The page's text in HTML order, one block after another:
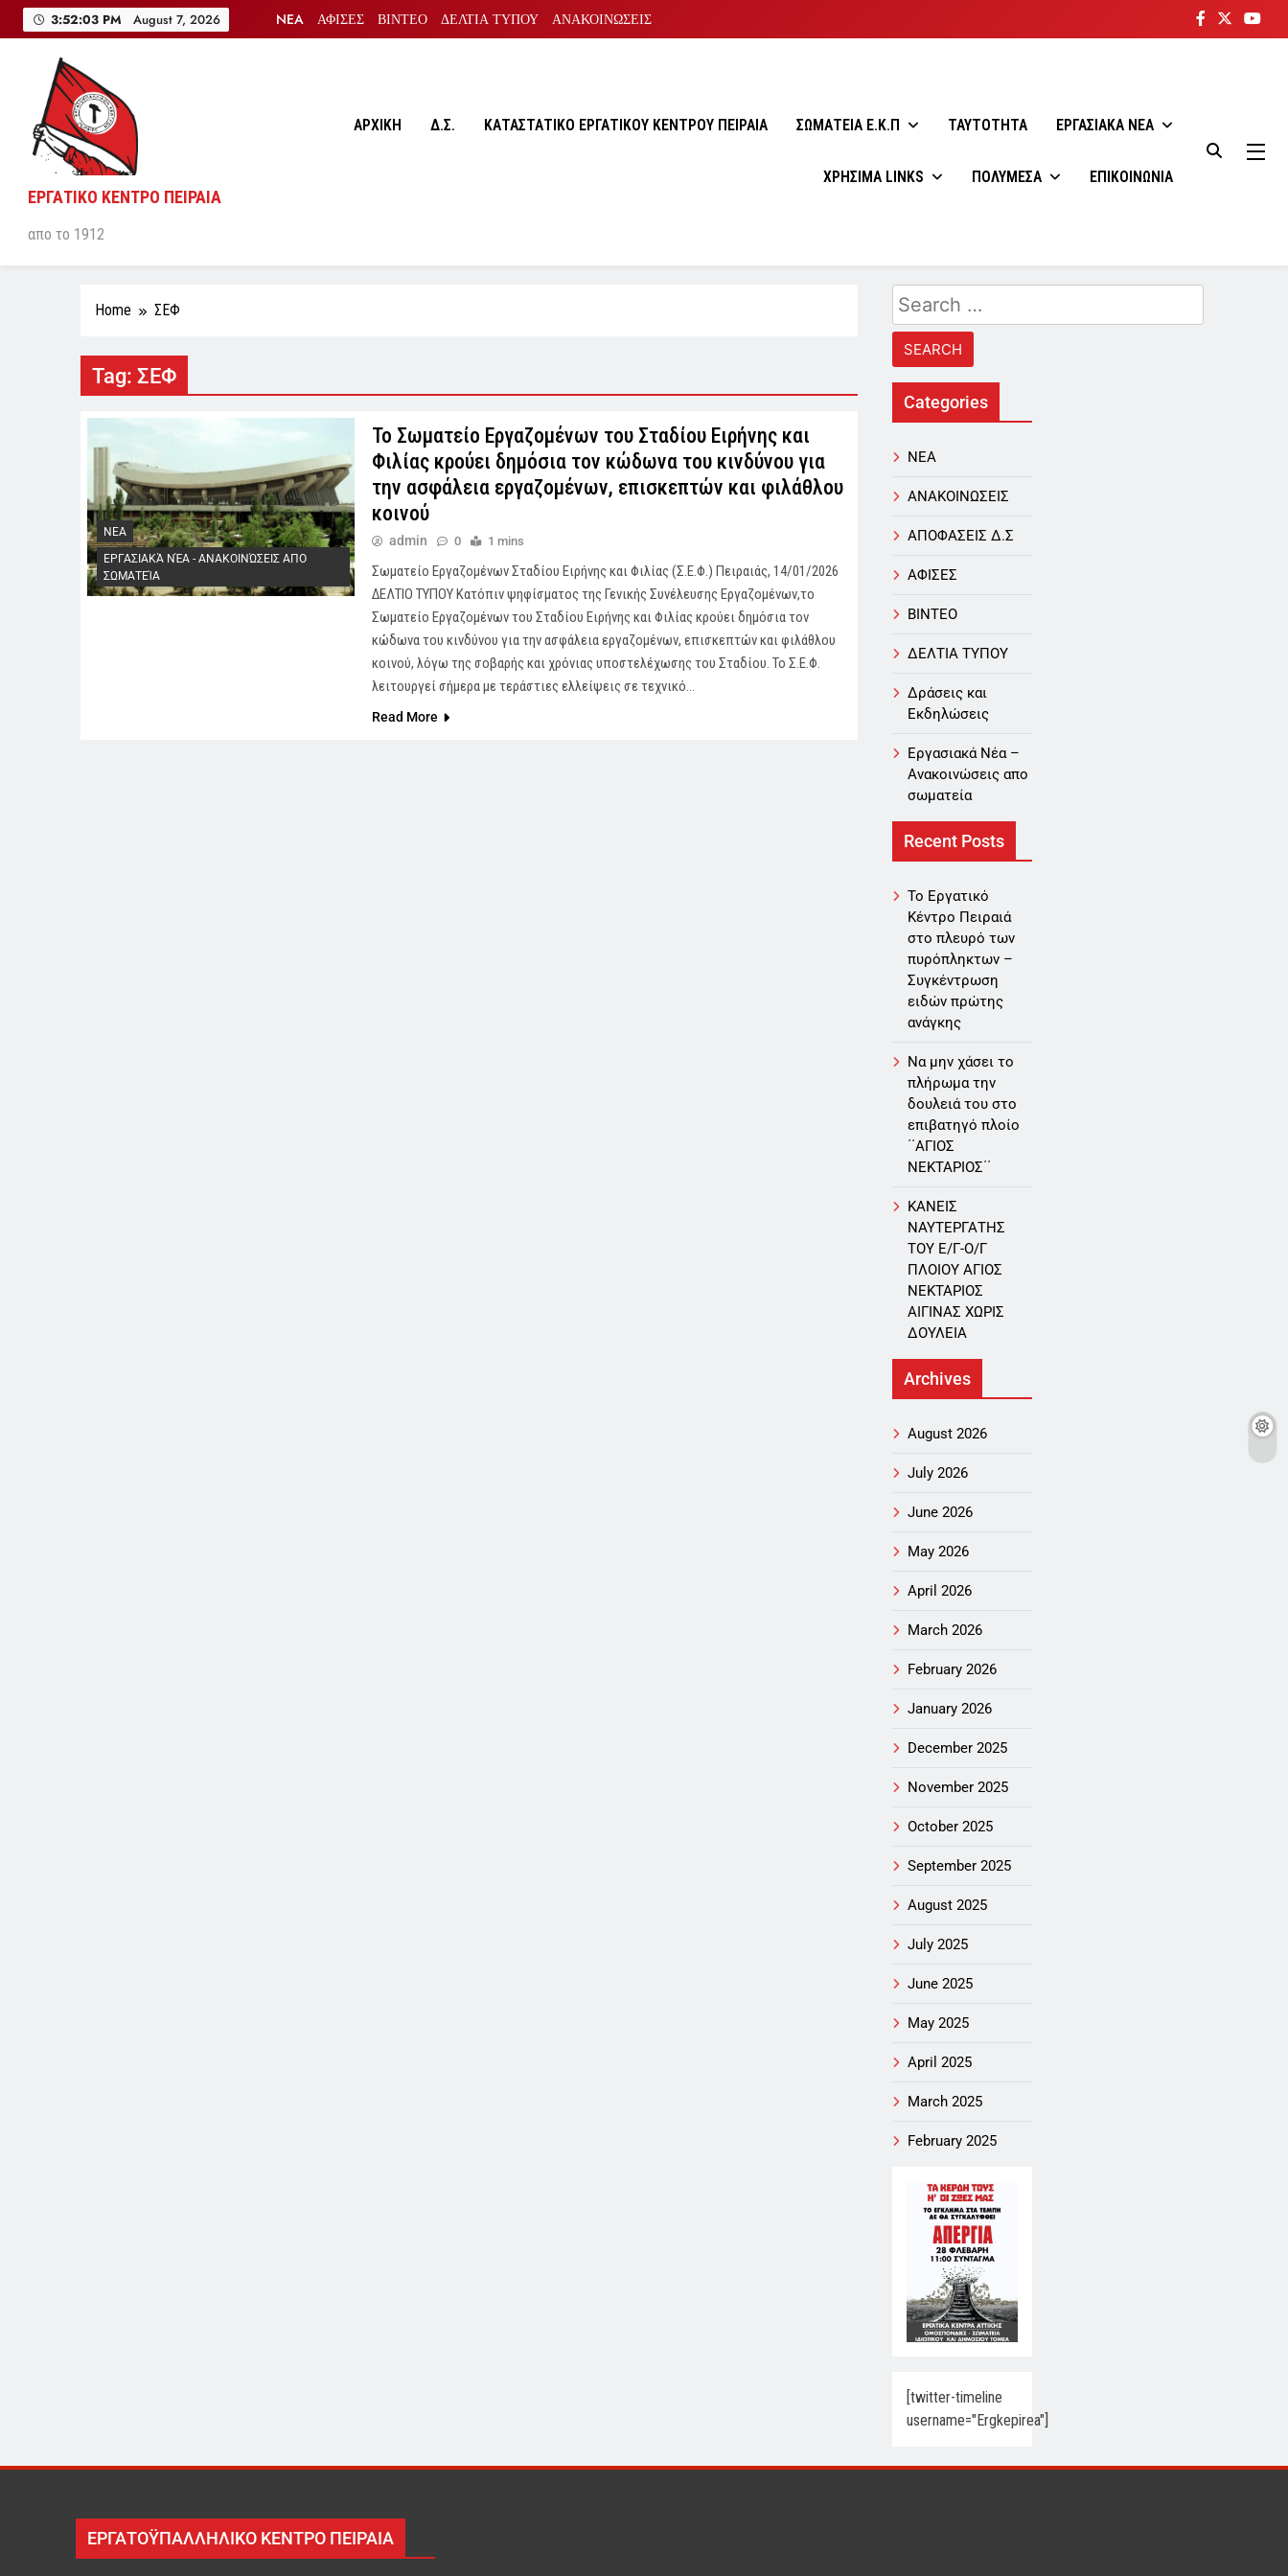
Skip
3:52:04 PM August 7, 2026 NEA ΑΦΙΣΕΣ ΒΙΝΤΕΟ ΔΕΛΤΙΑ ΤΥΠΟΥ ΑΝΑΚΟΙΝΩΣΕΙΣ
ΕΡΓΑΤΙΚΟ ΚΕΝΤΡΟ ΠΕΙΡΑΙΑ
απο το 1912
ΑΡΧΙΚΗ Δ.Σ. ΚΑΤΑΣΤΑΤΙΚΟ ΕΡΓΑΤΙΚΟΥ ΚΕΝΤΡΟΥ ΠΕΙΡΑΙΑ ΣΩΜΑΤΕΙA E.K.Π ΤΑΥΤΟΤΗΤΑ ΕΡΓΑΣΙΑΚΑ ΝΕΑ
ΧΡΗΣΙΜΑ LINKS ΠΟΛΥΜΕΣΑ ΕΠΙΚΟΙΝΩΝΙΑ
Home ΣΕΦ
Tag: ΣΕΦ
NEA
ΕΡΓΑΣΙΑΚΆ ΝΈΑ - AΝΑΚΟΙΝΏΣΕΙΣ ΑΠΟ
ΣΩΜΑΤΕΊΑ
Το Σωματείο Εργαζομένων του Σταδίου Ειρήνης και
Φιλίας κρούει δημόσια τον κώδωνα του κινδύνου για
την ασφάλεια εργαζομένων, επισκεπτών και φιλάθλου
κοινού
admin 0 1 mins
Σωματείο Εργαζομένων Σταδίου Ειρήνης και Φιλίας (Σ.Ε.Φ.) Πειραιάς, 14/01/2026
ΔΕΛΤΙΟ ΤΥΠΟΥ Κατόπιν ψηφίσματος της Γενικής Συνέλευσης Εργαζομένων,το
Σωματείο Εργαζομένων του Σταδίου Ειρήνης και Φιλίας κρούει δημόσια τον
κώδωνα του κινδύνου για την ασφάλεια εργαζομένων, επισκεπτών και φιλάθλου
κοινού, λόγω της σοβαρής και χρόνιας υποστελέχωσης του Σταδίου. Το Σ.Ε.Φ.
λειτουργεί σήμερα με τεράστιες ελλείψεις σε τεχνικό…
Read More
Search
for:
Categories
NEA
ΑΝΑΚΟΙΝΩΣΕΙΣ
ΑΠΟΦΑΣΕΙΣ Δ.Σ
ΑΦΙΣΕΣ
ΒΙΝΤΕΟ
ΔΕΛΤΙΑ ΤΥΠΟΥ
Δράσεις και
Εκδηλώσεις
Εργασιακά Νέα –
Aνακοινώσεις απο
σωματεία
Recent Posts
Το Εργατικό
Κέντρο Πειραιά
στο πλευρό των
πυρόπληκτων –
Συγκέντρωση
ειδών πρώτης
ανάγκης
Να μην χάσει το
πλήρωμα την
δουλειά του στο
επιβατηγό πλοίο
΄΄ΑΓΙΟΣ
ΝΕΚΤΑΡΙΟΣ΄΄
ΚΑΝΕΙΣ
ΝΑΥΤΕΡΓΑΤΗΣ
TOY Ε/Γ-Ο/Γ
ΠΛΟΙΟY ΑΓΙΟΣ
ΝΕΚΤΑΡΙΟΣ
ΑΙΓΙΝΑΣ ΧΩΡΙΣ
ΔΟΥΛΕΙΑ
Archives
August 2026
July 2026
June 2026
May 2026
April 2026
March 2026
February 2026
January 2026
December 2025
November 2025
October 2025
September 2025
August 2025
July 2025
June 2025
May 2025
April 2025
March 2025
February 2025
[twitter-timeline
username="Ergkepirea"]
ΕΡΓΑΤΟΫΠΑΛΛΗΛΙΚΟ ΚΕΝΤΡΟ ΠΕΙΡΑΙΑ